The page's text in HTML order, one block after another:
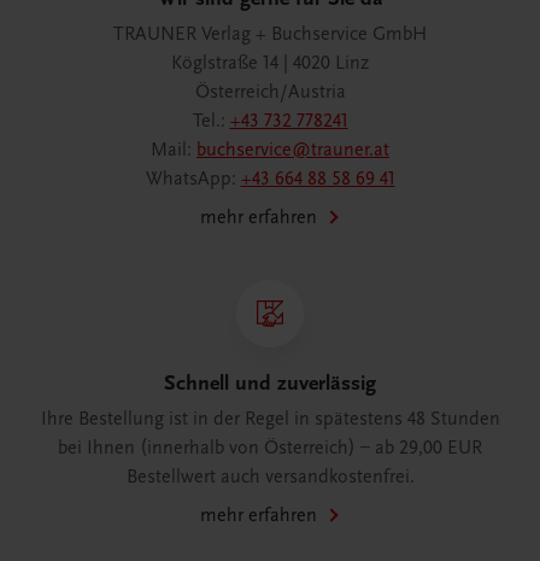
TRAUNER Verlag + Buchservice GmbH
Köglstraße 14 | 4020 Linz
Österreich/Austria
Tel.: +43 732 778241
Mail: buchservice@trauner.at
WhatsApp: +43 664 88 58 69 41
mehr erfahren
Schnell und zuverlässig
Ihre Bestellung ist in der Regel in spätestens 48 Stunden
bei Ihnen (innerhalb von Österreich) – ab 29,00 EUR
Bestellwert auch versandkostenfrei.
mehr erfahren